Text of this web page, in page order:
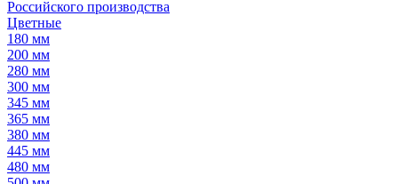
Российского производства
Цветные
180 мм
200 мм
280 мм
300 мм
345 мм
365 мм
380 мм
445 мм
480 мм